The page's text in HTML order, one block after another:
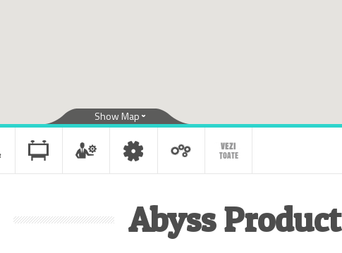
Show Map
Abyss Product